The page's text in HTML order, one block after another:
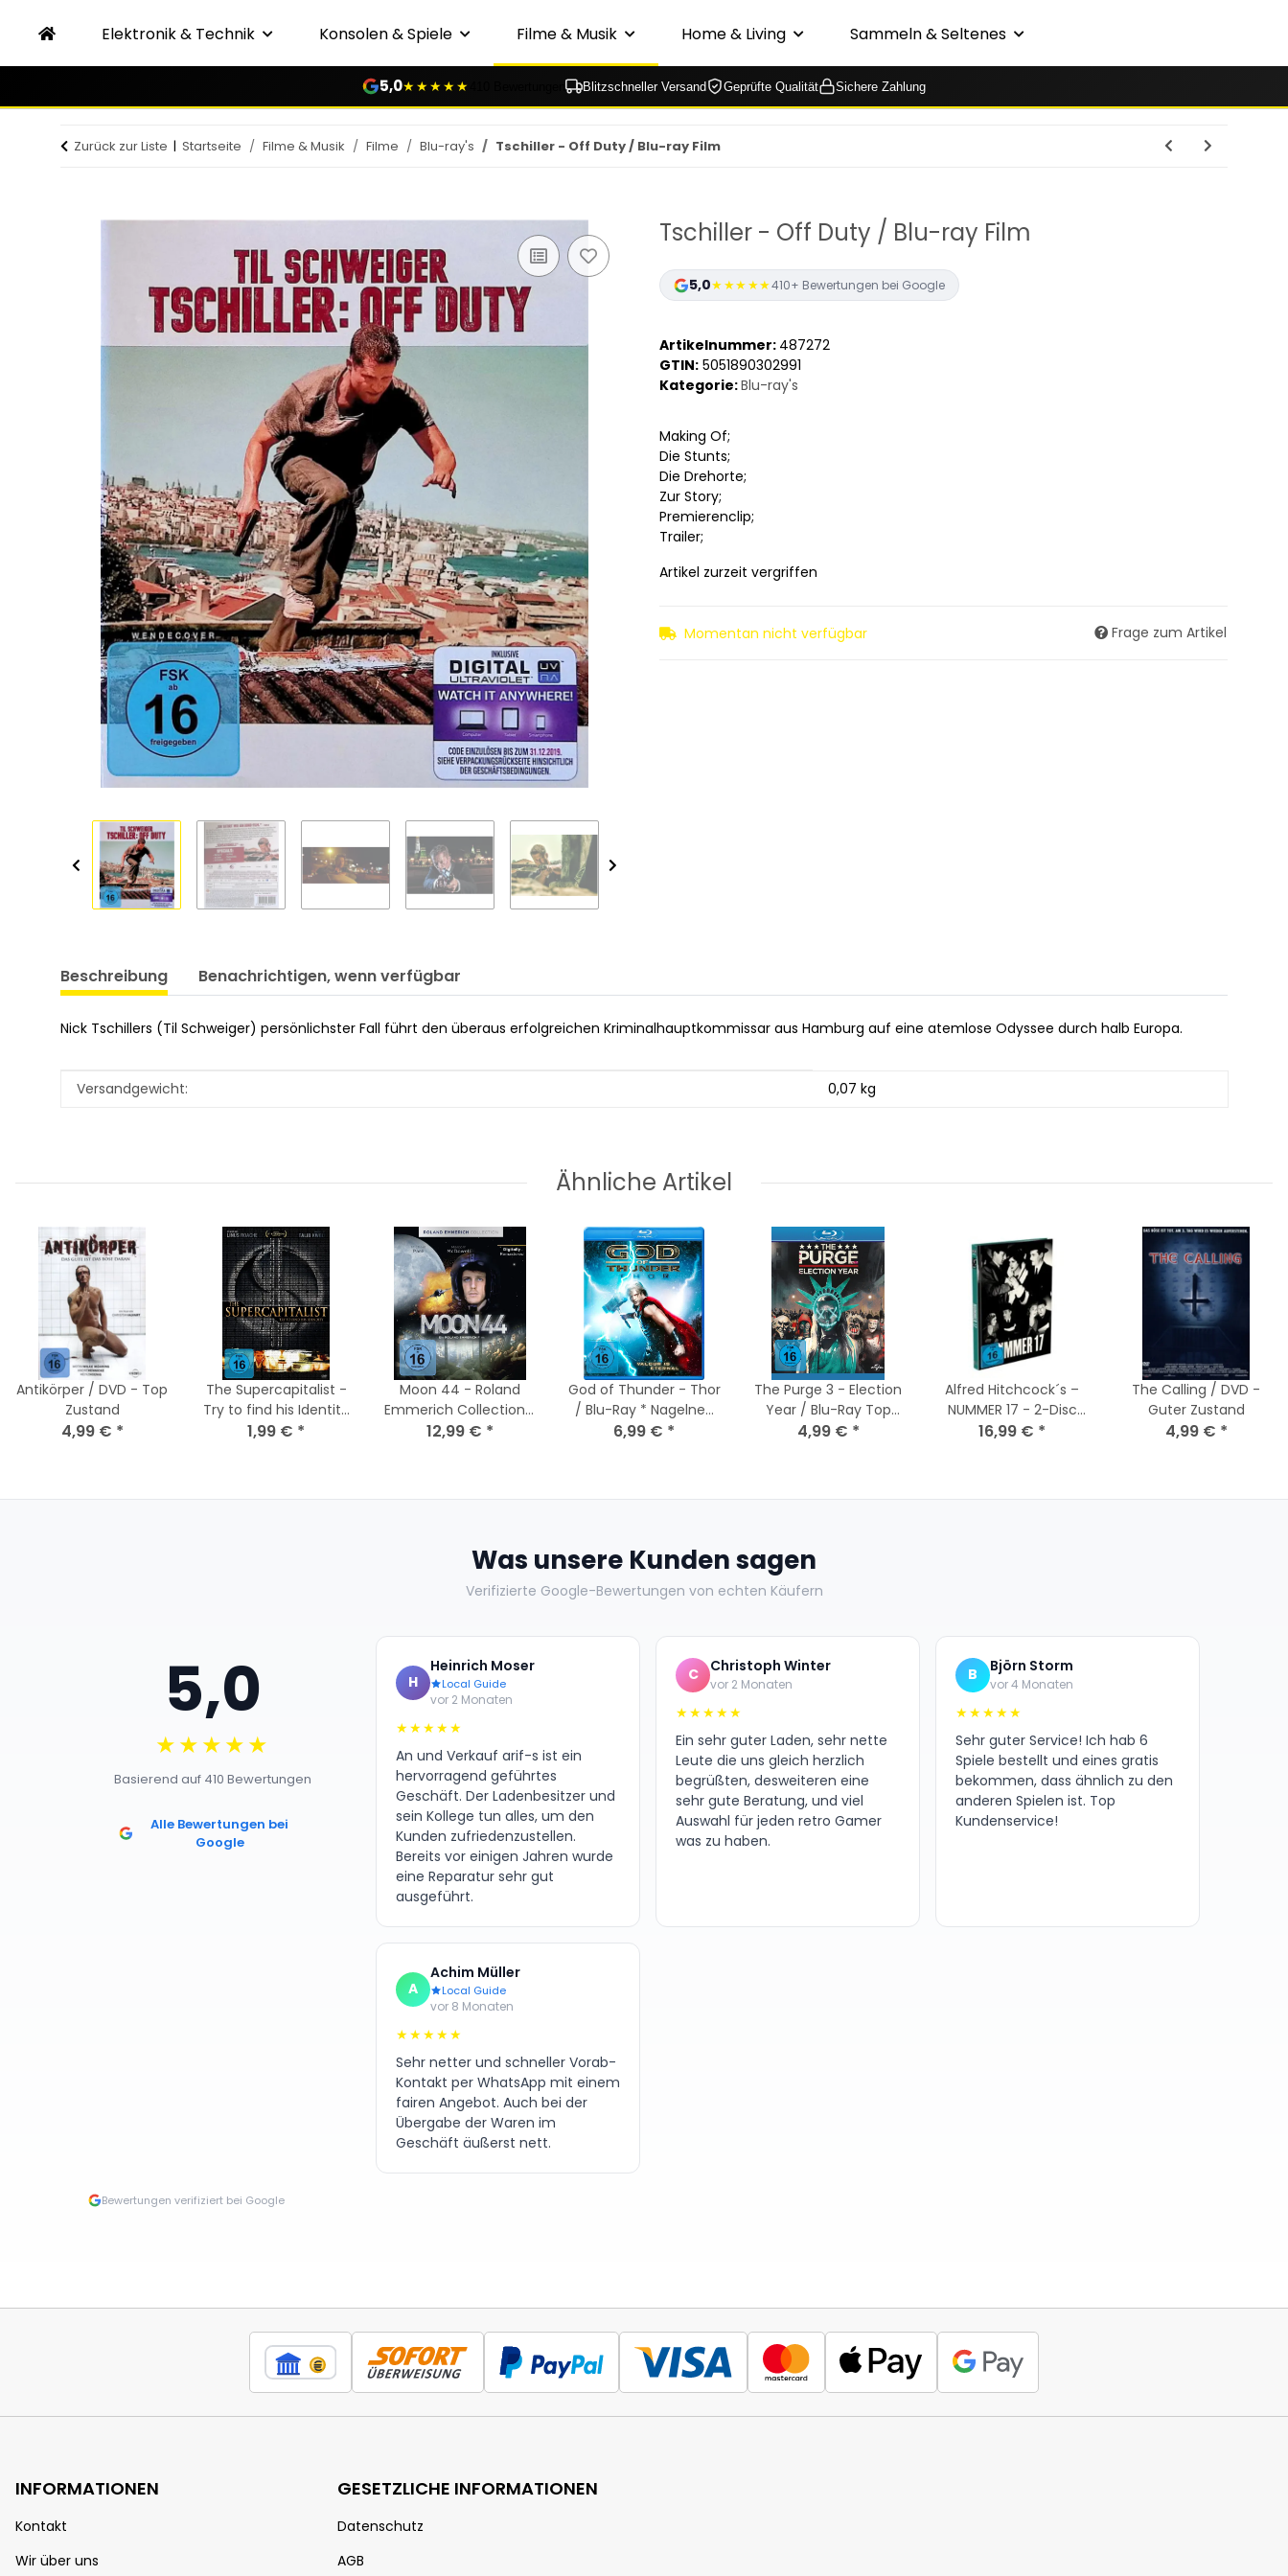
Elektronik & Technik Konsolen & Spiele Filme & Musik Home & Living Sammeln & Seltenes
5,0★★★★★ Blitzschneller Versand Geprüfte Qualität Sichere Zahlung
Zurück zur Liste Startseite Filme & Musik Filme Blu-ray's Tschiller - Off Duty / Blu-ray Film
Tschiller - Off Duty / Blu-ray Film
5,0★★★★★410+ Bewertungen bei Google
Artikelnummer: 487272
GTIN: 5051890302991
Kategorie:Blu-ray's
Making Of;
Die Stunts;
Die Drehorte;
Zur Story;
Premierenclip;
Trailer;
Artikel zurzeit vergriffen
Momentan nicht verfügbar Frage zum Artikel
Beschreibung Benachrichtigen, wenn verfügbar
Nick Tschillers (Til Schweiger) persönlichster Fall führt den überaus erfolgreichen Kriminalhauptkommissar aus Hamburg auf eine atemlose Odyssee durch halb Europa.
Produkteigenschaft
Wert
Versandgewicht: 0,07 kg
Ähnliche Artikel
Antikörper / DVD - Top
Zustand
4,99 € *
The Supercapitalist -
Try to find his Identity
/ Blu-Ray * Top
1,99 € *
Moon 44 - Roland
Emmerich Collection /
DVD * Guter Zustand
12,99 € *
God of Thunder - Thor
/ Blu-Ray * Nagelneu
Versiegelt
6,99 € *
The Purge 3 - Election
Year / Blu-Ray Top
Zustand
4,99 € *
Alfred Hitchcock´s –
NUMMER 17 - 2-Disc
Mediabook Cover A
16,99 € *
The Calling / DVD -
Guter Zustand
4,99 € *
Was unsere Kunden sagen
Verifizierte Google-Bewertungen von echten Käufern
5,0
★★★★★
Basierend auf 410 Bewertungen
Alle Bewertungen bei
Google
H
Heinrich Moser
Local Guide
vor 2 Monaten
★★★★★
An und Verkauf arif-s ist ein
hervorragend geführtes
Geschäft. Der Ladenbesitzer und
sein Kollege tun alles, um den
Kunden zufriedenzustellen.
Bereits vor einigen Jahren wurde
eine Reparatur sehr gut
ausgeführt.
C Christoph Winter
vor 2 Monaten
★★★★★
Ein sehr guter Laden, sehr nette
Leute die uns gleich herzlich
begrüßten, desweiteren eine
sehr gute Beratung, und viel
Auswahl für jeden retro Gamer
was zu haben.
B Björn Storm
vor 4 Monaten
★★★★★
Sehr guter Service! Ich hab 6
Spiele bestellt und eines gratis
bekommen, dass ähnlich zu den
anderen Spielen ist. Top
Kundenservice!
A
Achim Müller
Local Guide
vor 8 Monaten
★★★★★
Sehr netter und schneller Vorab-
Kontakt per WhatsApp mit einem
fairen Angebot. Auch bei der
Übergabe der Waren im
Geschäft äußerst nett.
Bewertungen verifiziert bei Google
INFORMATIONEN
Kontakt
Wir über uns
GESETZLICHE INFORMATIONEN
Datenschutz
AGB